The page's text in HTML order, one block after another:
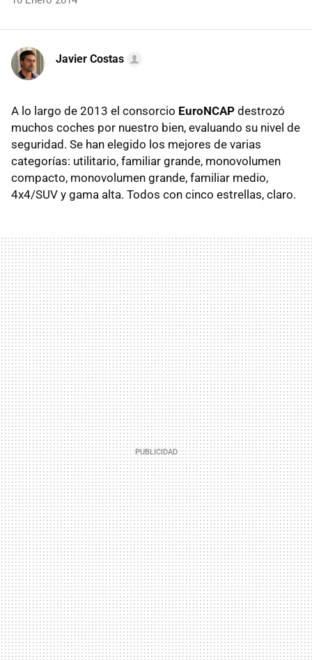
Javier Costas
A lo largo de 2013 el consorcio EuroNCAP destrozó
muchos coches por nuestro bien, evaluando su nivel de
seguridad. Se han elegido los mejores de varias
categorías: utilitario, familiar grande, monovolumen
compacto, monovolumen grande, familiar medio,
4x4/SUV y gama alta. Todos con cinco estrellas, claro.